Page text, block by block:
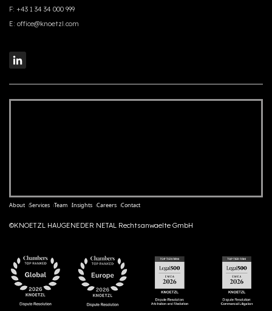
F: +43 1 34 34 000 999
E: office@knoetzl.com
About Services Team Insights Careers Contact
©KNOETZL HAUGENEDER NETAL Rechtsanwaelte GmbH